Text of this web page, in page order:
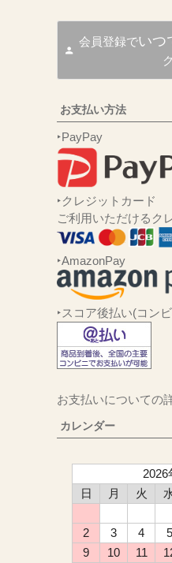
会員登録でいつ
お支払い方法
‣PayPay
‣クレジットカード
ご利用いただけるク
‣AmazonPay
‣スコア後払い(コン
お支払いについての
カレンダー
2026
日
月 火
2
3 4 5
9
10 11